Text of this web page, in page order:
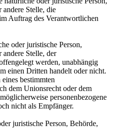
Stelle, die
Auftrag des Verantwortlichen
oder juristische Person,
Stelle, der
werden, unabhängig
einen Dritten handelt oder nicht.
bestimmten
dem Unionsrecht oder dem
personenbezogene
nicht als Empfänger.
juristische Person, Behörde,